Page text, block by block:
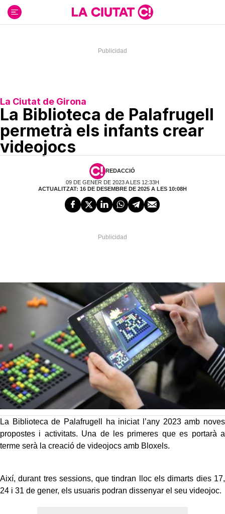
contenido
La Ciutat de Girona
La Biblioteca de Palafrugell
permetrà els infants crear
videojocs
REDACCIÓ
09 DE GENER DE 2023 A LES 12:33H
ACTUALITZAT: 16 DE DESEMBRE DE 2025 A LES 10:08H
La Biblioteca de Palafrugell ha iniciat l’any 2023 amb noves
propostes i activitats. Una de les primeres que es portarà a
terme serà la creació de videojocs amb Bloxels.
Així, durant tres sessions, que tindran lloc els dimarts dies 17,
24 i 31 de gener, els usuaris podran dissenyar el seu videojoc.